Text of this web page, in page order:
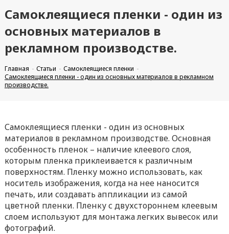
Самоклеящиеся пленки - один из
основных материалов в
рекламном производстве.
Главная Статьи
Самоклеящиеся пленки
Самоклеящиеся пленки - один из основных материалов в рекламном
производстве.
Самоклеящиеся пленки - один из основных
материалов в рекламном производстве. Основная
особенность пленок – наличие клеевого слоя,
которым пленка приклеивается к различным
поверхностям. Пленку можно использовать, как
носитель изображения, когда на нее наносится
печать, или создавать аппликации из самой
цветной пленки. Пленку с двухстороннем клеевым
слоем используют для монтажа легких вывесок или
фотографий.